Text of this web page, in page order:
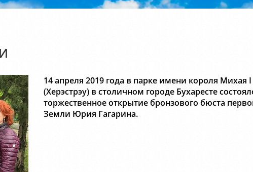
14 апреля 2019 года в парке имени короля Михая
(Херэстрэу) в столичном городе Бухаресте
торжественное открытие бронзового бюста
Земли Юрия Гагарина.